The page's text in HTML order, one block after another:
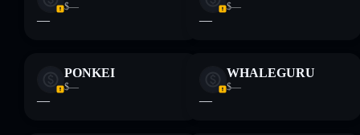
$—
—
$—
—
PONKEI
$—
—
WHALEGURU
$—
—